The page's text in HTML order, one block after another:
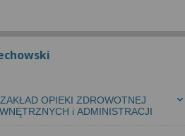
OPIEKI ZDROWOTNEJ
i ADMINISTRACJI